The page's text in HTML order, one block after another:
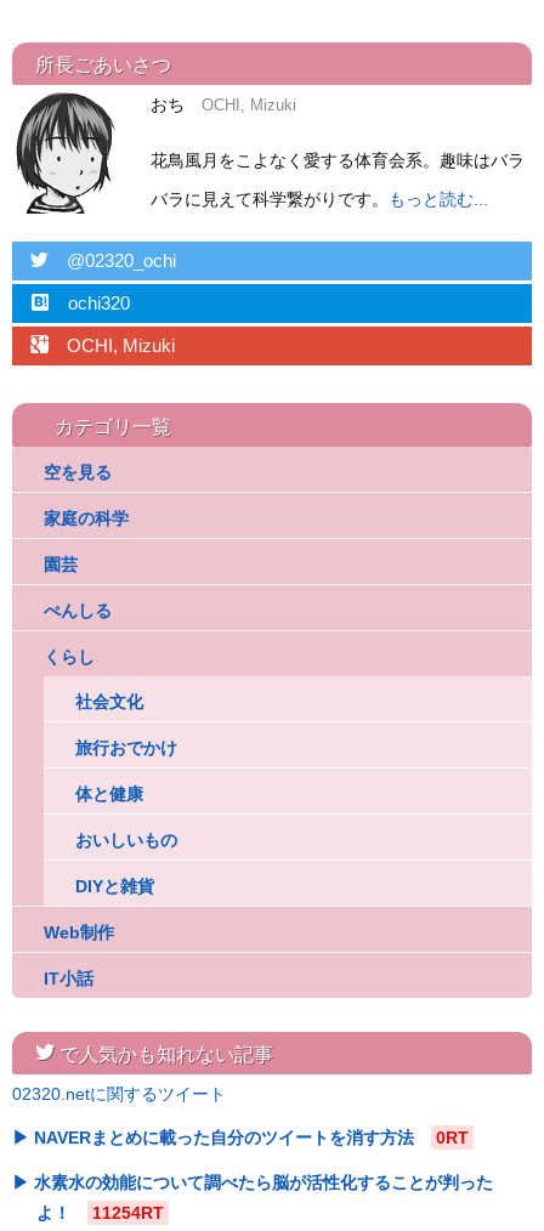
所長ごあいさつ
おち OCHI, Mizuki
花鳥風月をこよなく愛する体育会系。趣味はバラ
バラに見えて科学繋がりです。
もっと読む...
twitter @02320_ochi
hatebu ochi320
googleplus OCHI, Mizuki
カテゴリ一覧
空を見る
家庭の科学
園芸
ぺんしる
くらし
社会文化
旅行おでかけ
体と健康
おいしいもの
DIYと雑貨
Web制作
IT小話
twitterで人気かも知れない記事
02320.netに関するツイート
NAVERまとめに載った自分のツイートを消す方法 0RT
水素水の効能について調べたら脳が活性化することが判った
よ！
11254RT